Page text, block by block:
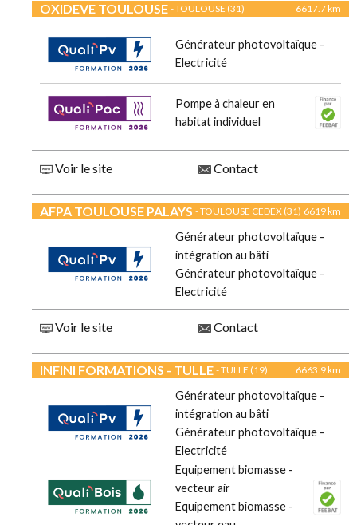
OXIDEVE TOULOUSE - TOULOUSE (31) 6617.7 km
Générateur photovoltaïque -
Electricité
Pompe à chaleur en
habitat individuel
Voir le site Contact
AFPA TOULOUSE PALAYS - TOULOUSE CEDEX (31) 6619 km
Générateur photovoltaïque -
intégration au bâti
Générateur photovoltaïque -
Electricité
Voir le site Contact
INFINI FORMATIONS - TULLE - TULLE (19) 6663.9 km
Générateur photovoltaïque -
intégration au bâti
Générateur photovoltaïque -
Electricité
Equipement biomasse -
vecteur air
Equipement biomasse -